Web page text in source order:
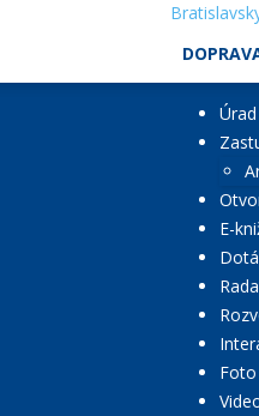
Úrad
E-
Foto